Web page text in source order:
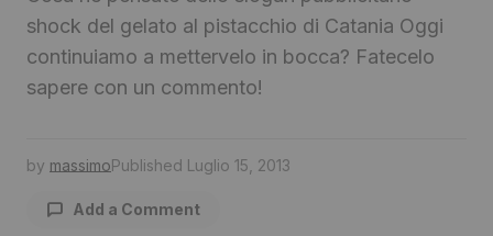
shock del gelato al pistacchio di Catania Oggi
continuiamo a mettervelo in bocca? Fatecelo
sapere con un commento!
by massimoPublished Luglio 15, 2013
Add a Comment